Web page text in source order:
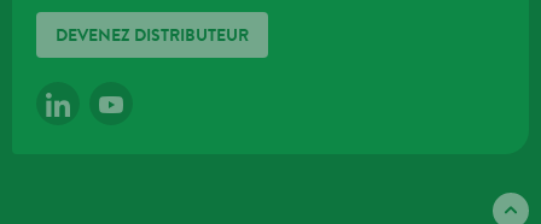
DEVENEZ DISTRIBUTEUR
LINKEDINYOUTUBE